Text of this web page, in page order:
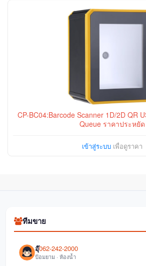
CP-BC04:Barcode Scanner 1D/2D QR
Queue ราคาประหยัด
เข้าสู่ระบบเพื่อดูราคา
ทีมขาย
อุ๊062-242-2000
ป้อมยาม · ห้องน้ำ